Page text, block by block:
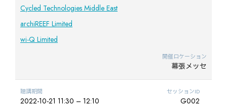
Cycled Technologies Middle East
archiREEF Limited
wi-Q Limited
開催ロケーション
幕張メッセ
聴講期間
2022-10-21 11:30 – 12:10
セッションID
G002